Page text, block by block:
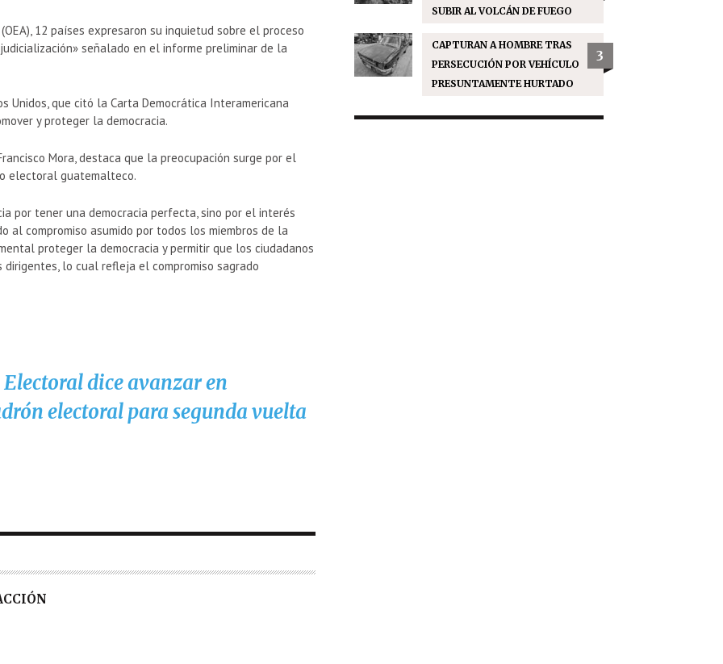
12 países expresaron su inquietud sobre el proceso
señalado en el informe preliminar de la
Unidos, que citó la Carta Democrática Interamericana
y proteger la democracia.
Mora, destaca que la preocupación surge por el
electoral guatemalteco.
por tener una democracia perfecta, sino por el interés
al compromiso asumido por todos los miembros de la
proteger la democracia y permitir que los ciudadanos
lo cual refleja el compromiso sagrado
dice avanzar en
electoral para segunda vuelta
SUBIR AL VOLCÁN DE FUEGO
CAPTURAN A HOMBRE TRAS
PERSECUCIÓN POR VEHÍCULO
PRESUNTAMENTE HURTADO
3